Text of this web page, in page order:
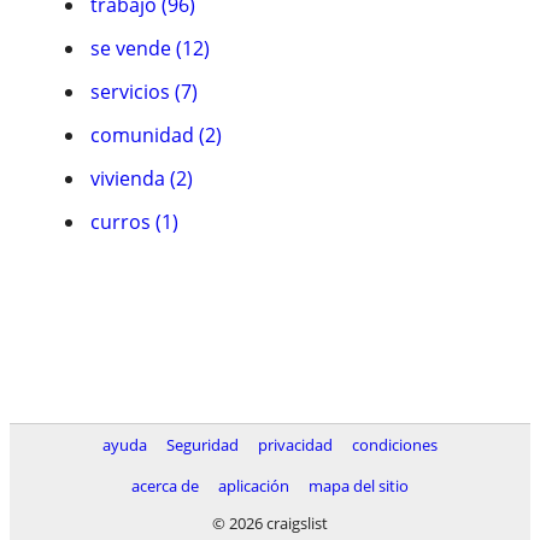
se vende (12)
servicios (7)
comunidad (2)
vivienda (2)
curros (1)
ayuda Seguridad privacidad
condiciones
acerca de
aplicación
mapa del sitio
© 2026 craigslist